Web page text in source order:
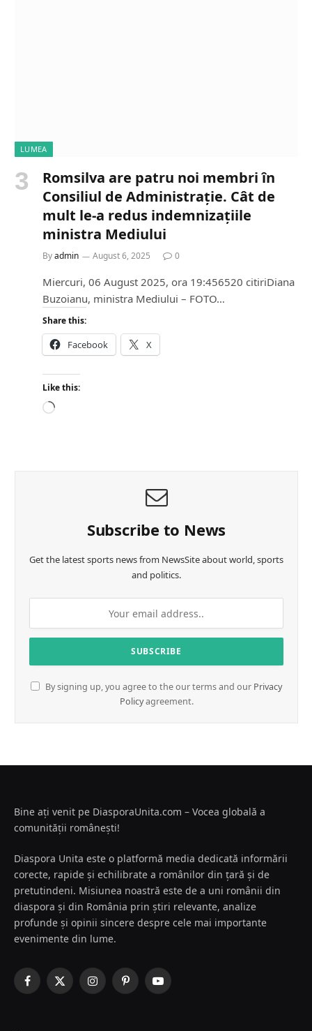
LUMEA
Romsilva are patru noi membri în
Consiliul de Administrație. Cât de
mult le-a redus indemnizațiile
ministra Mediului
Byadmin August 6, 2025 0
Miercuri, 06 August 2025, ora 19:456520 citiriDiana
Buzoianu, ministra Mediului – FOTO…
Share this:
Facebook X
Like this:
L
Subscribe to News
Get the latest sports news from NewsSite about world, sports
and politics.
By signing up, you agree to the our terms and our Privacy
Policyagreement.
Bine ați venit pe DiasporaUnita.com – Vocea globală a
comunității românești!
Diaspora Unita este o platformă media dedicată informării
corecte, rapide și echilibrate a românilor din țară și de
pretutindeni. Misiunea noastră este de a uni românii din
diaspora și din România prin știri relevante, analize
profunde și opinii sincere despre cele mai importante
evenimente din lume.
Facebook
X
InstagramPinterestYouTube